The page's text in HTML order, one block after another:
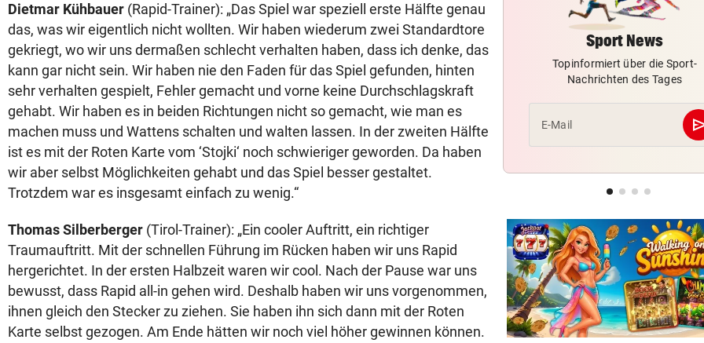
Dietmar Kühbauer (Rapid-Trainer): „Das Spiel war speziell erste Hälfte genau
das, was wir eigentlich nicht wollten. Wir haben wiederum zwei Standardtore
gekriegt, wo wir uns dermaßen schlecht verhalten haben, dass ich denke, das
kann gar nicht sein. Wir haben nie den Faden für das Spiel gefunden, hinten
sehr verhalten gespielt, Fehler gemacht und vorne keine Durchschlagskraft
gehabt. Wir haben es in beiden Richtungen nicht so gemacht, wie man es
machen muss und Wattens schalten und walten lassen. In der zweiten Hälfte
ist es mit der Roten Karte vom ‘Stojki‘ noch schwieriger geworden. Da haben
wir aber selbst Möglichkeiten gehabt und das Spiel besser gestaltet.
Trotzdem war es insgesamt einfach zu wenig.“
Thomas Silberberger (Tirol-Trainer): „Ein cooler Auftritt, ein richtiger
Traumauftritt. Mit der schnellen Führung im Rücken haben wir uns Rapid
hergerichtet. In der ersten Halbzeit waren wir cool. Nach der Pause war uns
bewusst, dass Rapid all-in gehen wird. Deshalb haben wir uns vorgenommen,
ihnen gleich den Stecker zu ziehen. Sie haben ihn sich dann mit der Roten
Karte selbst gezogen. Am Ende hätten wir noch viel höher gewinnen können.
Sturm Graz bei Fenerbahce
Istanbul ohne Chance
FRÜCHTL „NEUER ZWEIER“
Red Bull Salzburg hat neuen
Tormann gefunden
den Wörthersee
Ex-Salzburg-Coach
Premier-League-Klub
Sport News
Topinformiert über die Sport-
Nachrichten des Tages
E-Mail